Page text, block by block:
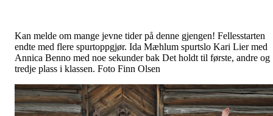
Kan melde om mange jevne tider på denne gjengen! Fellesstarten
endte med flere spurtoppgjør. Ida Mæhlum spurtslo Kari Lier med
Annica Benno med noe sekunder bak Det holdt til første, andre og
tredje plass i klassen. Foto Finn Olsen